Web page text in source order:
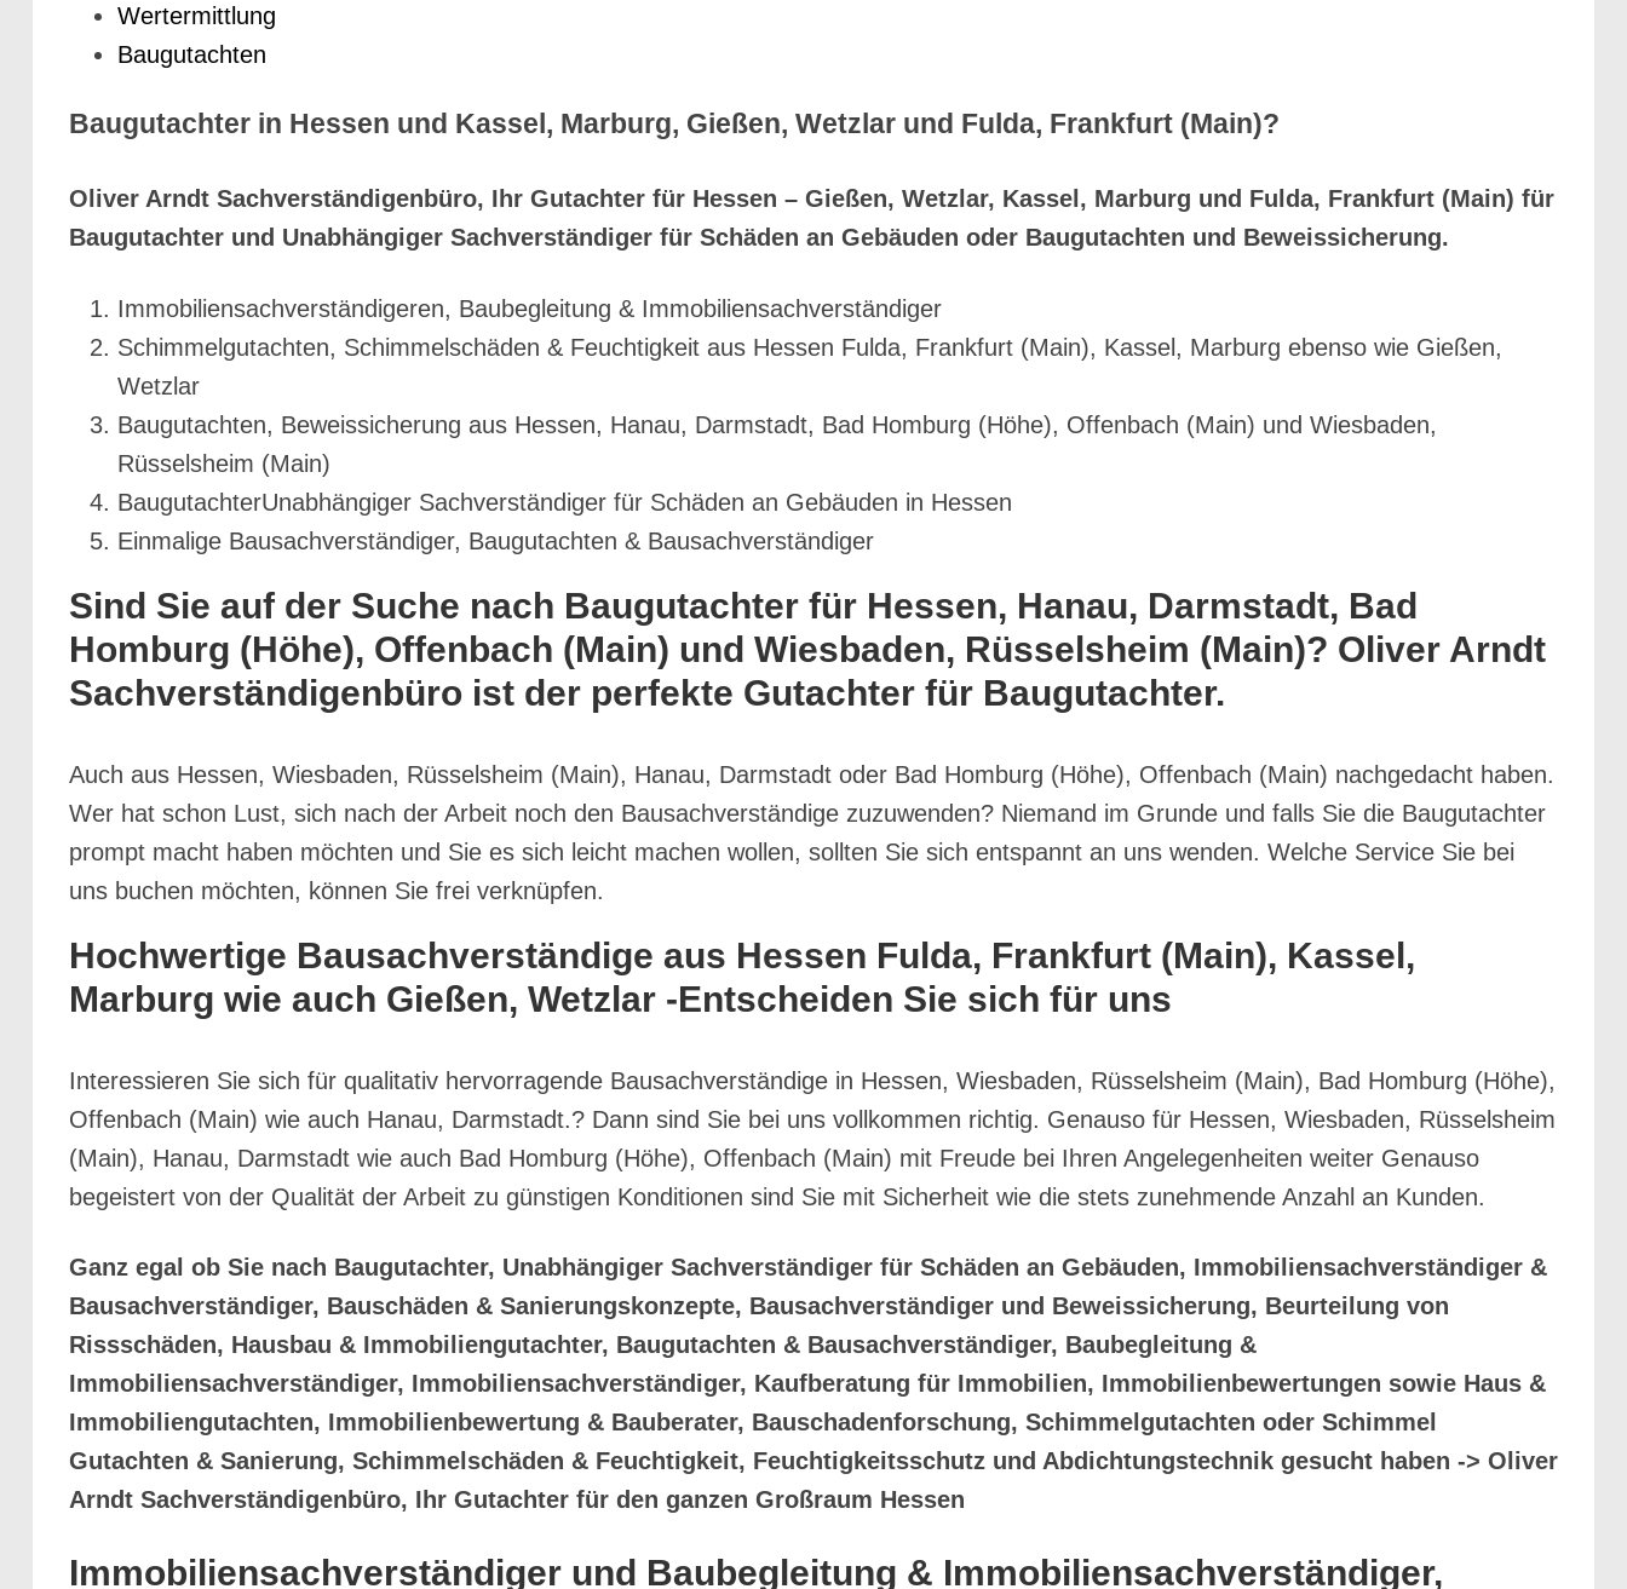
Wertermittlung
Baugutachten
Baugutachter in Hessen und Kassel, Marburg, Gießen, Wetzlar und Fulda, Frankfurt (Main)?
Oliver Arndt Sachverständigenbüro, Ihr Gutachter für Hessen – Gießen, Wetzlar, Kassel, Marburg und Fulda, Frankfurt (Main) für
Baugutachter und Unabhängiger Sachverständiger für Schäden an Gebäuden oder Baugutachten und Beweissicherung.
Immobiliensachverständigeren, Baubegleitung & Immobiliensachverständiger
Schimmelgutachten, Schimmelschäden & Feuchtigkeit aus Hessen Fulda, Frankfurt (Main), Kassel, Marburg ebenso wie Gießen,
Wetzlar
Baugutachten, Beweissicherung aus Hessen, Hanau, Darmstadt, Bad Homburg (Höhe), Offenbach (Main) und Wiesbaden,
Rüsselsheim (Main)
BaugutachterUnabhängiger Sachverständiger für Schäden an Gebäuden in Hessen
Einmalige Bausachverständiger, Baugutachten & Bausachverständiger
Sind Sie auf der Suche nach Baugutachter für Hessen, Hanau, Darmstadt, Bad
Homburg (Höhe), Offenbach (Main) und Wiesbaden, Rüsselsheim (Main)? Oliver Arndt
Sachverständigenbüro ist der perfekte Gutachter für Baugutachter.
Auch aus Hessen, Wiesbaden, Rüsselsheim (Main), Hanau, Darmstadt oder Bad Homburg (Höhe), Offenbach (Main) nachgedacht haben.
Wer hat schon Lust, sich nach der Arbeit noch den Bausachverständige zuzuwenden? Niemand im Grunde und falls Sie die Baugutachter
prompt macht haben möchten und Sie es sich leicht machen wollen, sollten Sie sich entspannt an uns wenden. Welche Service Sie bei
uns buchen möchten, können Sie frei verknüpfen.
Hochwertige Bausachverständige aus Hessen Fulda, Frankfurt (Main), Kassel,
Marburg wie auch Gießen, Wetzlar -Entscheiden Sie sich für uns
Interessieren Sie sich für qualitativ hervorragende Bausachverständige in Hessen, Wiesbaden, Rüsselsheim (Main), Bad Homburg (Höhe),
Offenbach (Main) wie auch Hanau, Darmstadt.? Dann sind Sie bei uns vollkommen richtig. Genauso für Hessen, Wiesbaden, Rüsselsheim
(Main), Hanau, Darmstadt wie auch Bad Homburg (Höhe), Offenbach (Main) mit Freude bei Ihren Angelegenheiten weiter Genauso
begeistert von der Qualität der Arbeit zu günstigen Konditionen sind Sie mit Sicherheit wie die stets zunehmende Anzahl an Kunden.
Ganz egal ob Sie nach Baugutachter, Unabhängiger Sachverständiger für Schäden an Gebäuden, Immobiliensachverständiger &
Bausachverständiger, Bauschäden & Sanierungskonzepte, Bausachverständiger und Beweissicherung, Beurteilung von
Rissschäden, Hausbau & Immobiliengutachter, Baugutachten & Bausachverständiger, Baubegleitung &
Immobiliensachverständiger, Immobiliensachverständiger, Kaufberatung für Immobilien, Immobilienbewertungen sowie Haus &
Immobiliengutachten, Immobilienbewertung & Bauberater, Bauschadenforschung, Schimmelgutachten oder Schimmel
Gutachten & Sanierung, Schimmelschäden & Feuchtigkeit, Feuchtigkeitsschutz und Abdichtungstechnik gesucht haben -> Oliver
Arndt Sachverständigenbüro, Ihr Gutachter für den ganzen Großraum Hessen
Immobiliensachverständiger und Baubegleitung & Immobiliensachverständiger,